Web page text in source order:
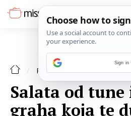
RECEPTI SALATA
Salata od
graha koja te
Sign in